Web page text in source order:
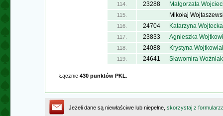
114. 23288 Małgorzata
115. Mikołaj
116. 24704 Katarzyna Wojtecka
117. 23833 Agnieszka
118. 24088 Krystyna
119. 24641 Sławomira Woźniak
Łącznie 430 punktów PKL
Jeżeli dane są niewłaściwe lub niepełne, skorzystaj z